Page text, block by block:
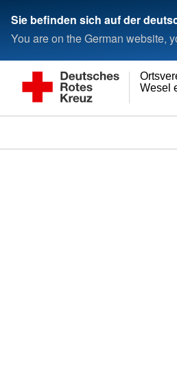
Sie befinden sich auf der
You are on the German website,
Wesel